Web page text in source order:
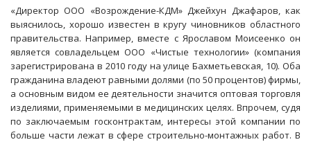
«Директор ООО «Возрождение-КДМ» Джейхун Джафаров, как
выяснилось, хорошо известен в кругу чиновников областного
правительства. Например, вместе с Ярославом Моисеенко он
является совладельцем ООО «Чистые технологии» (компания
зарегистрирована в 2010 году на улице Бахметьевская, 10). Оба
гражданина владеют равными долями (по 50 процентов) фирмы,
а основным видом ее деятельности значится оптовая торговля
изделиями, применяемыми в медицинских целях. Впрочем, судя
по заключаемым госконтрактам, интересы этой компании по
больше части лежат в сфере строительно-монтажных работ. В